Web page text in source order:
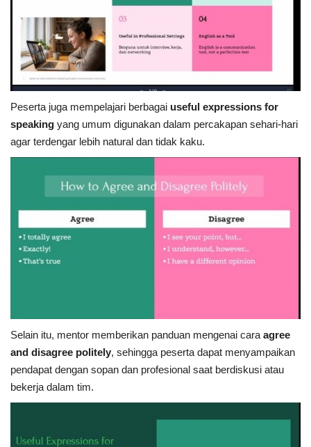
Peserta juga mempelajari berbagai useful expressions for
speaking yang umum digunakan dalam percakapan sehari-hari
agar terdengar lebih natural dan tidak kaku.
Selain itu, mentor memberikan panduan mengenai cara agree
and disagree politely, sehingga peserta dapat menyampaikan
pendapat dengan sopan dan profesional saat berdiskusi atau
bekerja dalam tim.